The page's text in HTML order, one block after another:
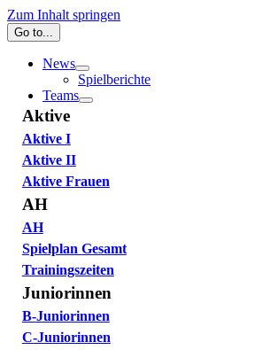
Zum Inhalt springen
Go to...
News
Spielberichte
Teams
Aktive
Aktive I
Aktive II
Aktive Frauen
AH
AH
Spielplan Gesamt
Trainingszeiten
Juniorinnen
B-Juniorinnen
C-Juniorinnen